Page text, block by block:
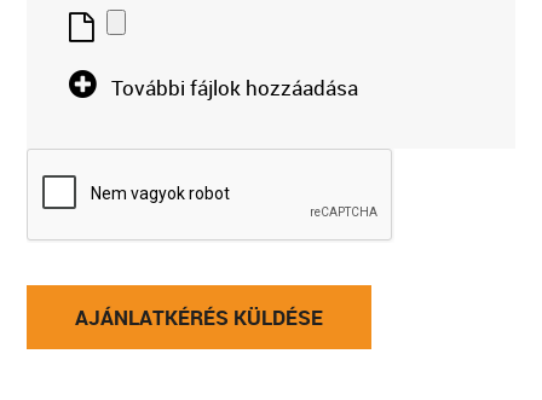

 További fájlok hozzáadása
AJÁNLATKÉRÉS KÜLDÉSE